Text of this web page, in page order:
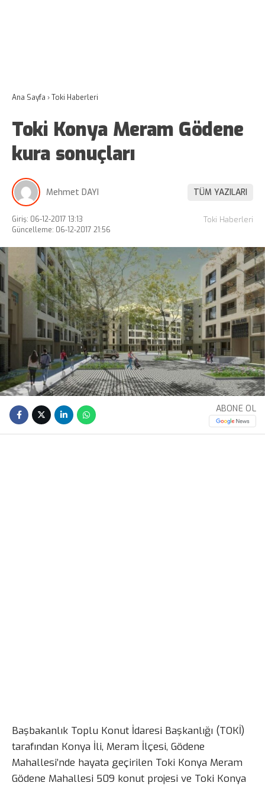
Ana Sayfa ›Toki Haberleri
Toki Konya Meram Gödene
kura sonuçları
Mehmet DAYI TÜM YAZILARI
Giriş: 06-12-2017 13:13
Güncelleme: 06-12-2017 21:56
Toki Haberleri
ABONE OL
Başbakanlık Toplu Konut İdaresi Başkanlığı (TOKİ)
tarafından Konya İli, Meram İlçesi, Gödene
Mahallesi’nde hayata geçirilen Toki Konya Meram
Gödene Mahallesi 509 konut projesi ve Toki Konya